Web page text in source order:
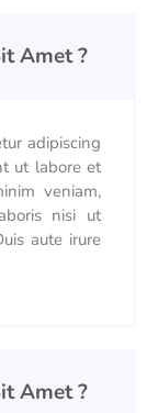
Amet ?
adipiscing
ut labore et
veniam,
nisi ut
aute irure
Amet ?